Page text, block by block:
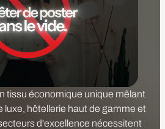
tissu économique unique mêlant
luxe, hôtellerie haut de gamme et
d'excellence nécessitent